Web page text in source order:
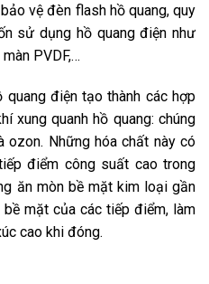
vệ đèn flash hồ quang, quy
sử dụng hồ quang điện như
PVDF,…
quang điệntạo thành các hợp
xung quanh hồ quang: chúng
ozon. Những hóa chất này có
điểm công suất cao trong
ăn mòn bề mặt kim loại gần
mặt của các tiếp điểm, làm
cao khi đóng.